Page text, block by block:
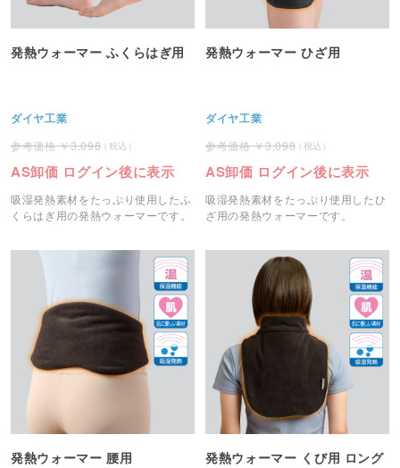
発熱ウォーマー ふくらはぎ用
ダイヤ工業
3,098
AS卸価 ログイン後に表示
吸湿発熱素材をたっぷり使用したふ
くらはぎ用の発熱ウォーマーです。
発熱ウォーマー ひざ用
ダイヤ工業
3,098
AS卸価 ログイン後に表示
吸湿発熱素材をたっぷり使用したひ
ざ用の発熱ウォーマーです。
発熱ウォーマー 腰用 発熱ウォーマー くび用 ロング